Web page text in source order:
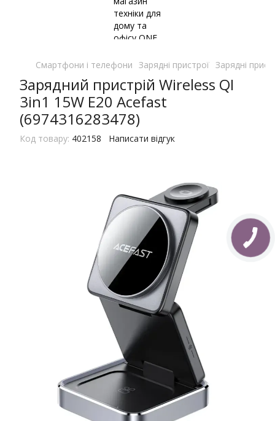
Смартфони і телефони Зарядні пристрої Зарядні
Зарядний пристрій Wireless QI
3in1 15W E20 Acefast
(6974316283478)
Код товару: 402158 Написати відгук